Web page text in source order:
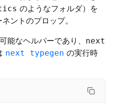
のようなフォルダ）を
ントのプロップ。
能なヘルパーであり、 next
next typegen の実行時